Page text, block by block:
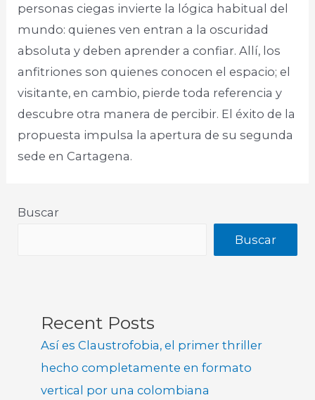
personas ciegas invierte la lógica habitual del
mundo: quienes ven entran a la oscuridad
absoluta y deben aprender a confiar. Allí, los
anfitriones son quienes conocen el espacio; el
visitante, en cambio, pierde toda referencia y
descubre otra manera de percibir. El éxito de la
propuesta impulsa la apertura de su segunda
sede en Cartagena.
Buscar
Buscar
Recent Posts
Así es Claustrofobia, el primer thriller
hecho completamente en formato
vertical por una colombiana